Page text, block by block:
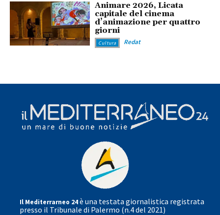
Animare 2026, Licata
capitale del cinema
d’animazione per quattro
giorni
Cultura Redat
Il Mediterrarneo 24è una testata giornalistica registrata
presso il Tribunale di Palermo (n.4 del 2021)